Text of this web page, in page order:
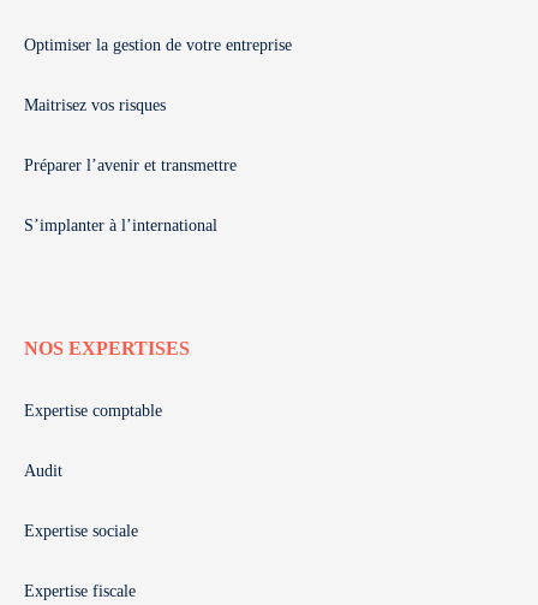
Optimiser la gestion de votre entreprise
Maitrisez vos risques
Préparer l’avenir et transmettre
S’implanter à l’international
NOS EXPERTISES
Expertise comptable
Audit
Expertise sociale
Expertise fiscale